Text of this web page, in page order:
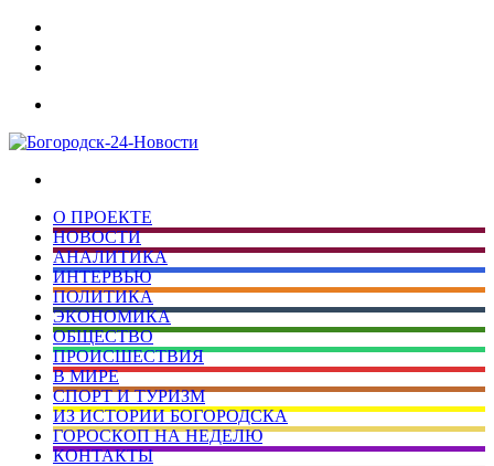
О ПРОЕКТЕ
НОВОСТИ
АНАЛИТИКА
ИНТЕРВЬЮ
ПОЛИТИКА
ЭКОНОМИКА
ОБЩЕСТВО
ПРОИСШЕСТВИЯ
В МИРЕ
СПОРТ И ТУРИЗМ
ИЗ ИСТОРИИ БОГОРОДСКА
ГОРОСКОП НА НЕДЕЛЮ
КОНТАКТЫ